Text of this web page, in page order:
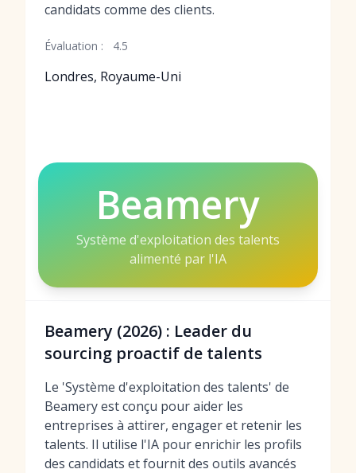
candidats comme des clients.
Évaluation : 4.5
Londres, Royaume-Uni
Beamery
Système d'exploitation des talents
alimenté par l'IA
Beamery (2026) : Leader du
sourcing proactif de talents
Le 'Système d'exploitation des talents' de
Beamery est conçu pour aider les
entreprises à attirer, engager et retenir les
talents. Il utilise l'IA pour enrichir les profils
des candidats et fournit des outils avancés